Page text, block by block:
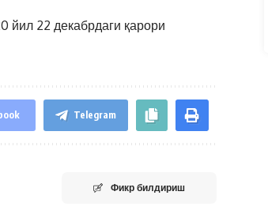
йил 22 декабрдаги қарори
Telegram
Фикр билдириш